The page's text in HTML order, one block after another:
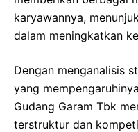
karyawannya,
dalam meningkatkan
Dengan menganalisis
yang
Gudang Garam Tbk
terstruktur dan